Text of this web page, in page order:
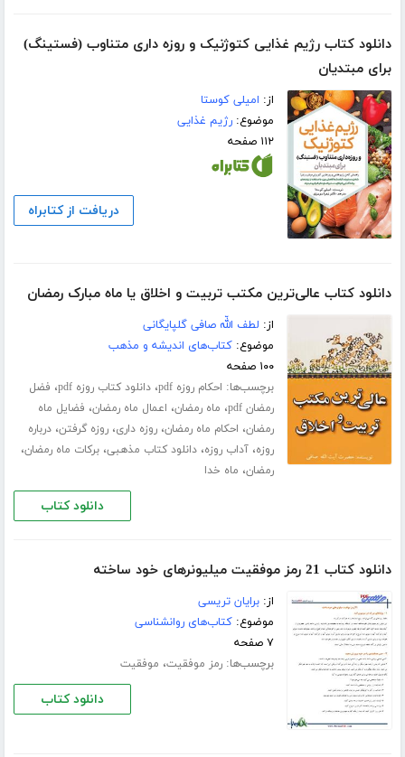
دانلود کتاب رژیم غذایی کتوژنیک و روزه داری متناوب (فستینگ)
برای مبتدیان
از: امیلی کوستا
موضوع:رژیم غذایی
۱۱۲ صفحه
دریافت از کتابراه
دانلود کتاب عالی‌ترین مکتب تربیت و اخلاق یا ماه مبارک رمضان
از: لطف اللّه صافی گلپایگانی
موضوع:کتاب‌های اندیشه و مذهب
۱۰۰ صفحه
برچسب‌ها: احکام روزه pdf ،دانلود کتاب روزه pdf ، فضل
رمضان pdf
، ماه رمضان، اعمال ماه رمضان، فضایل ماه
رمضان، احکام ماه رمضان،روزه داری،روزه گرفتن،درباره
روزه،آداب روزه،دانلود کتاب مذهبی،برکات ماه رمضان،
رمضان، ماه خدا
دانلود کتاب
دانلود کتاب 21 رمز موفقیت میلیونرهای خود ساخته
از:برایان تریسی
موضوع:کتاب‌های روانشناسی
۷ صفحه
برچسب‌ها:رمز موفقیت، موفقیت
دانلود کتاب